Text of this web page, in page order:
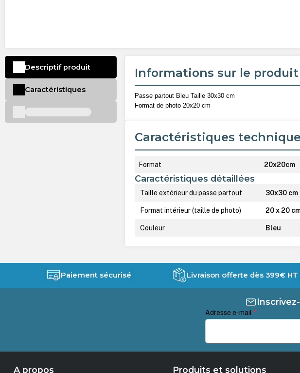
Informations sur le produit
Passe partout Bleu Taille 30x30 cm
Format de photo 20x20 cm
Caractéristiques
Format 20x20cm
Caractéristiques détaillées
Taille extérieur du passe partout 30x30 cm
Format intérieur (taille de photo) 20 x 20
Couleur Bleu
Descriptif produit
Caractéristiques
Paiement sécurisé Livraison offerte dès 399€ HT
Adresse e-mail *
A propos Produits et solutions